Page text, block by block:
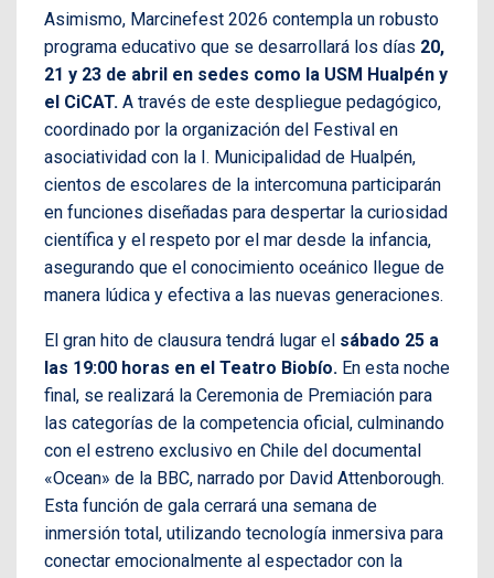
Asimismo, Marcinefest 2026 contempla un robusto
programa educativo que se desarrollará los días 20,
21 y 23 de abril en sedes como la USM Hualpén y
el CiCAT. A través de este despliegue pedagógico,
coordinado por la organización del Festival en
asociatividad con la I. Municipalidad de Hualpén,
cientos de escolares de la intercomuna participarán
en funciones diseñadas para despertar la curiosidad
científica y el respeto por el mar desde la infancia,
asegurando que el conocimiento oceánico llegue de
manera lúdica y efectiva a las nuevas generaciones.
El gran hito de clausura tendrá lugar el sábado 25 a
las 19:00 horas en el Teatro Biobío. En esta noche
final, se realizará la Ceremonia de Premiación para
las categorías de la competencia oficial, culminando
con el estreno exclusivo en Chile del documental
«Ocean» de la BBC, narrado por David Attenborough.
Esta función de gala cerrará una semana de
inmersión total, utilizando tecnología inmersiva para
conectar emocionalmente al espectador con la